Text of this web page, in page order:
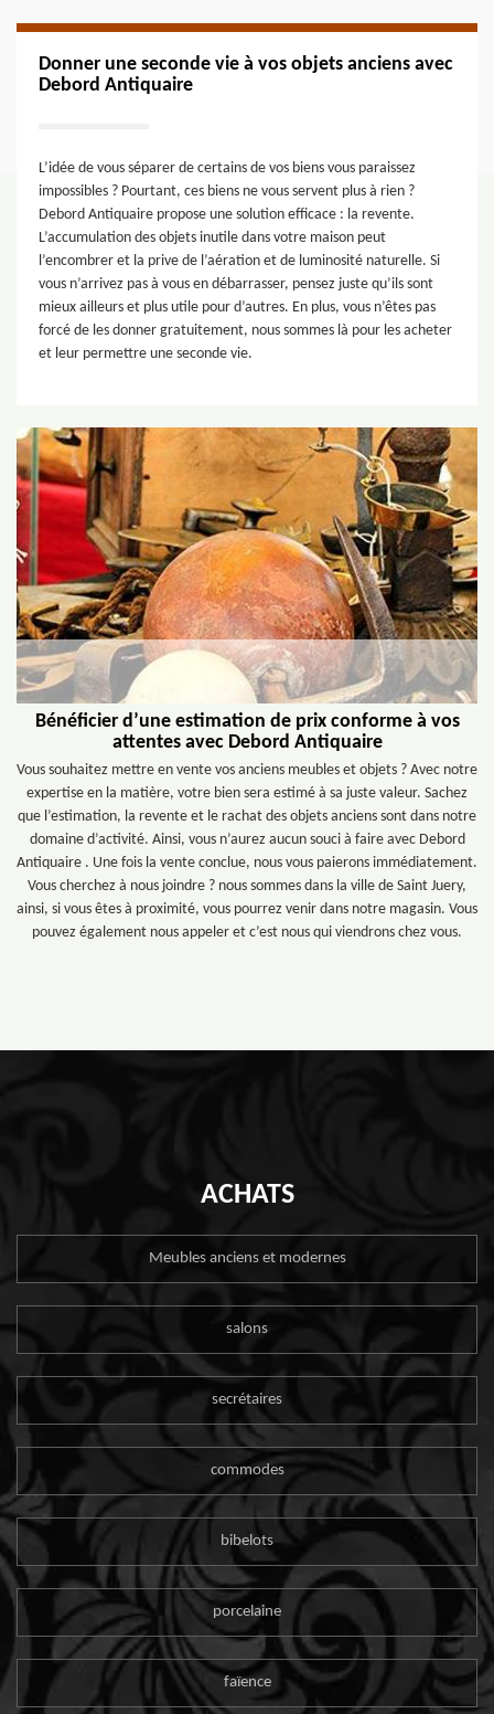
Donner une seconde vie à vos objets anciens avec
Debord Antiquaire
L’idée de vous séparer de certains de vos biens vous paraissez
impossibles ? Pourtant, ces biens ne vous servent plus à rien ?
Debord Antiquaire propose une solution efficace : la revente.
L’accumulation des objets inutile dans votre maison peut
l’encombrer et la prive de l’aération et de luminosité naturelle. Si
vous n’arrivez pas à vous en débarrasser, pensez juste qu’ils sont
mieux ailleurs et plus utile pour d’autres. En plus, vous n’êtes pas
forcé de les donner gratuitement, nous sommes là pour les acheter
et leur permettre une seconde vie.
Bénéficier d’une estimation de prix conforme à vos
attentes avec Debord Antiquaire
Vous souhaitez mettre en vente vos anciens meubles et objets ? Avec notre
expertise en la matière, votre bien sera estimé à sa juste valeur. Sachez
que l’estimation, la revente et le rachat des objets anciens sont dans notre
domaine d’activité. Ainsi, vous n’aurez aucun souci à faire avec Debord
Antiquaire . Une fois la vente conclue, nous vous paierons immédiatement.
Vous cherchez à nous joindre ? nous sommes dans la ville de Saint Juery,
ainsi, si vous êtes à proximité, vous pourrez venir dans notre magasin. Vous
pouvez également nous appeler et c’est nous qui viendrons chez vous.
ACHATS
Meubles anciens et modernes
salons
secrétaires
commodes
bibelots
porcelaine
faïence